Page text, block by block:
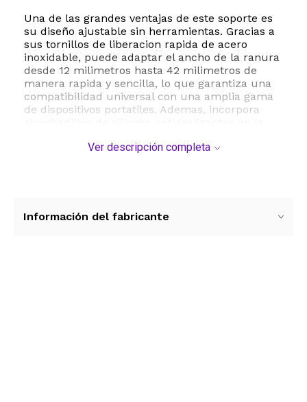
Una de las grandes ventajas de este soporte es
su diseño ajustable sin herramientas. Gracias a
sus tornillos de liberacion rapida de acero
inoxidable, puede adaptar el ancho de la ranura
desde 12 milimetros hasta 42 milimetros de
manera rapida y sencilla, lo que garantiza una
compatibilidad universal con una amplia gama
de dispositivos portatiles. Ademas, incorpora
su equipo contra rayones y asegurar una
que tambien favorece una mejor circulacion de
Ver descripción completa
Información del fabricante